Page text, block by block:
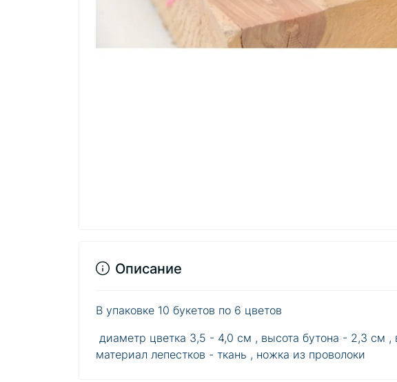
Описание
В упаковке 10 букетов по 6 цветов
диаметр цветка 3,5 - 4,0 см , высота бутона - 2,3 см ,
материал лепестков - ткань , ножка из проволоки